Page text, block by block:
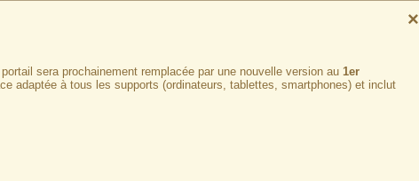
×
sera prochainement remplacée par une nouvelle version au 1er
adaptée à tous les supports (ordinateurs, tablettes, smartphones) et inclut